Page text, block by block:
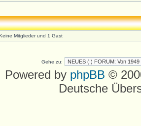
Mitglieder und 1 Gast
Gehe zu:
Powered by phpBB ©
Deutsche